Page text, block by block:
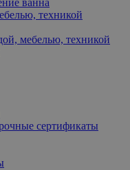
техникой
мебелью, техникой
сертификаты